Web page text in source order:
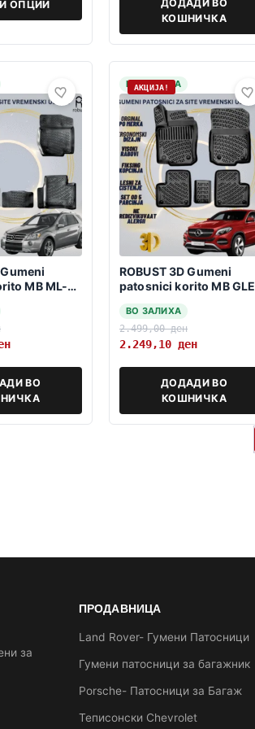
ОПЦИИ
ДОДАДИ ВО
КОШНИЧКА
MB ML-
ВО
НА ЗАЛИХА
АКЦИЈА!
ROBUST 3D Gumeni
patosnici korito MB GLE
ВО ЗАЛИХА
2.499,00ден
2.249,10 ден
ДОДАДИ ВО
КОШНИЧКА
за
ПРОДАВНИЦА
Land Rover- Гумени Патосници
Гумени патосници за багажник
Porsche- Патосници за Багаж
Теписонски Chevrolet